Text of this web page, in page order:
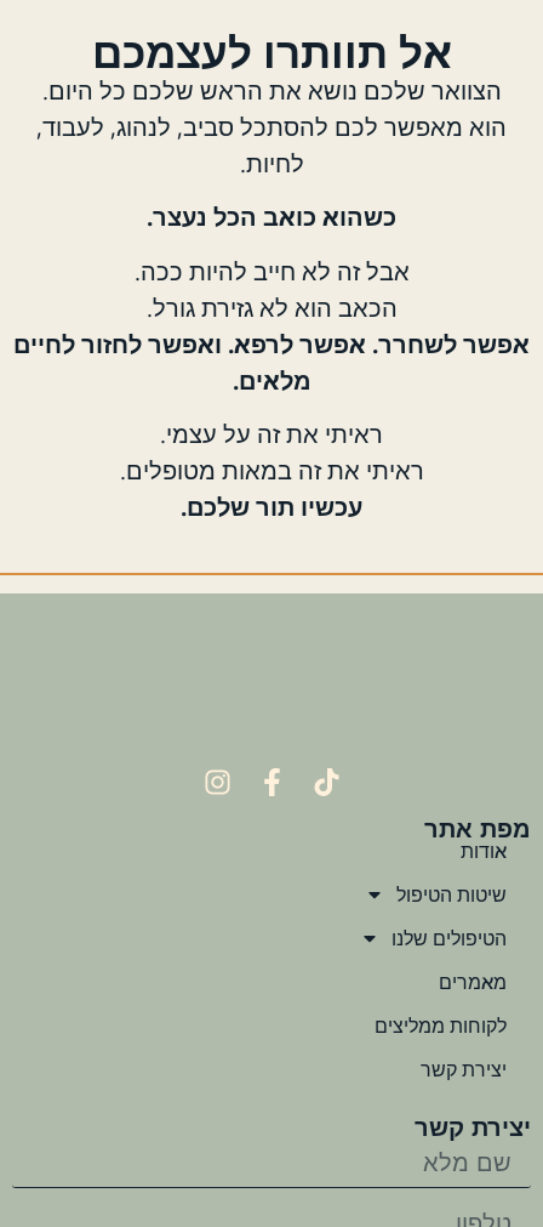
אל תוותרו לעצמכם
הצוואר שלכם נושא את הראש שלכם כל היום.
הוא מאפשר לכם להסתכל סביב, לנהוג, לעבוד,
לחיות.
כשהוא כואב הכל נעצר.
אבל זה לא חייב להיות ככה.
הכאב הוא לא גזירת גורל.
אפשר לשחרר. אפשר לרפא. ואפשר לחזור לחיים
מלאים.
ראיתי את זה על עצמי.
ראיתי את זה במאות מטופלים.
עכשיו תור שלכם.
מפת אתר
אודות
שיטות הטיפול
הטיפולים שלנו
מאמרים
לקוחות ממליצים
יצירת קשר
יצירת קשר